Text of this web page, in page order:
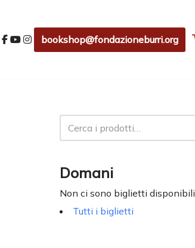
bookshop@fondazioneburri.org
Domani
Non ci sono biglietti disponibili
Tutti i biglietti